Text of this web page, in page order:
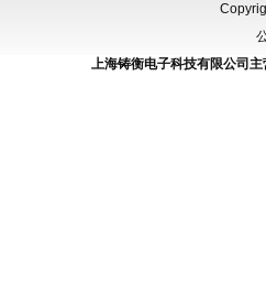
上海铸衡电子科技有限公司主